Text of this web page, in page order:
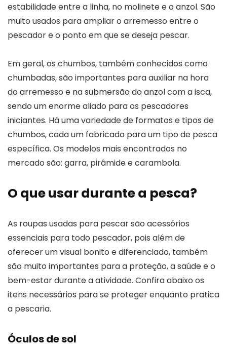
estabilidade entre a linha, no molinete e o anzol. São
muito usados para ampliar o arremesso entre o
pescador e o ponto em que se deseja pescar.
Em geral, os chumbos, também conhecidos como
chumbadas, são importantes para auxiliar na hora
do arremesso e na submersão do anzol com a isca,
sendo um enorme aliado para os pescadores
iniciantes. Há uma variedade de formatos e tipos de
chumbos, cada um fabricado para um tipo de pesca
específica. Os modelos mais encontrados no
mercado são: garra, pirâmide e carambola.
O que usar durante a pesca?
As roupas usadas para pescar são acessórios
essenciais para todo pescador, pois além de
oferecer um visual bonito e diferenciado, também
são muito importantes para a proteção, a saúde e o
bem-estar durante a atividade. Confira abaixo os
itens necessários para se proteger enquanto pratica
a pescaria.
Óculos de sol